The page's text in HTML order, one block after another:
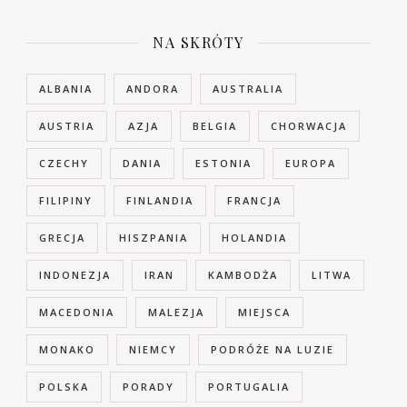
NA SKRÓTY
ALBANIA ANDORA AUSTRALIA
AUSTRIA AZJA BELGIA CHORWACJA
CZECHY DANIA ESTONIA EUROPA
FILIPINY FINLANDIA FRANCJA
GRECJA HISZPANIA HOLANDIA
INDONEZJA IRAN KAMBODŻA LITWA
MACEDONIA MALEZJA MIEJSCA
MONAKO NIEMCY PODRÓŻE NA LUZIE
POLSKA PORADY PORTUGALIA